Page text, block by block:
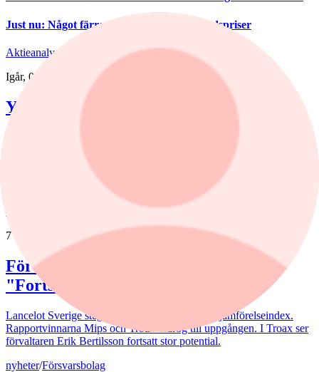
Just nu: Något färre tror på stigande bostadspriser
Aktieanalys
Igår, 07:00
Yubico: Värderingen ställer höga krav
är vi inte helt säkra på om detta verkligen var vändningen för
cybersäkerhetsbolaget.
7 augusti, 15:58
Förvaltaren efter Troax rusning:
"Fortsatt stor potential"
Lancelot Sverige steg 8,6% i juli, mot 2,2% för jämförelseindex.
Rapportvinnarna Mips och Troax bidrog till uppgången. I Troax ser
förvaltaren Erik Bertilsson fortsatt stor potential.
nyheter/Försvarsbolag